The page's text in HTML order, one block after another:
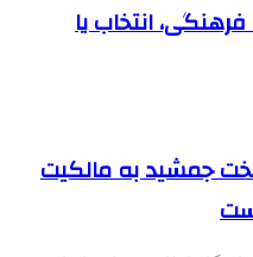
انتخاب یا
جمشید به مالکیت